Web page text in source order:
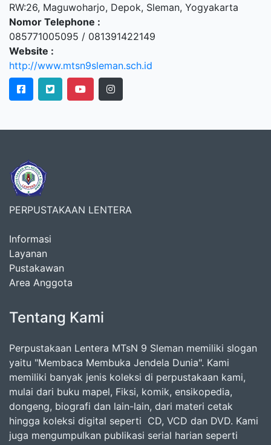
RW:26, Maguwoharjo, Depok, Sleman, Yogyakarta
Nomor Telephone :
085771005095 / 081391422149
Website :
http://www.mtsn9sleman.sch.id
PERPUSTAKAAN LENTERA
Informasi
Layanan
Pustakawan
Area Anggota
Tentang Kami
Perpustakaan Lentera MTsN 9 Sleman memiliki slogan
yaitu "Membaca Membuka Jendela Dunia". Kami
memiliki banyak jenis koleksi di perpustakaan kami,
mulai dari buku mapel, Fiksi, komik, ensikopedia,
dongeng, biografi dan lain-lain, dari materi cetak
hingga koleksi digital seperti CD, VCD dan DVD. Kami
juga mengumpulkan publikasi serial harian seperti